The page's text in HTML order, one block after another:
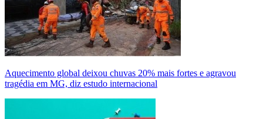
Aquecimento global deixou chuvas 20% mais fortes e agravou
tragédia em MG, diz estudo internacional